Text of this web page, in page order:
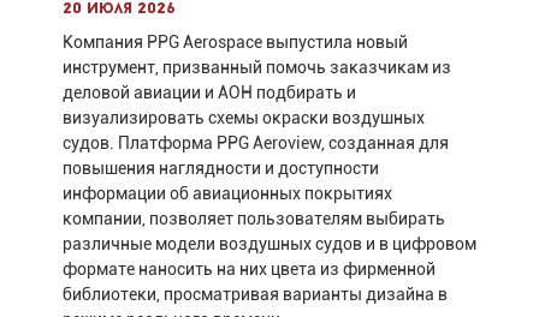
20 июля 2026
Компания PPG Aerospace выпустила новый
инструмент, призванный помочь заказчикам из
деловой авиации и АОН подбирать и
визуализировать схемы окраски воздушных
судов. Платформа PPG Aeroview, созданная для
повышения наглядности и доступности
информации об авиационных покрытиях
компании, позволяет пользователям выбирать
различные модели воздушных судов и в цифровом
формате наносить на них цвета из фирменной
библиотеки, просматривая варианты дизайна в